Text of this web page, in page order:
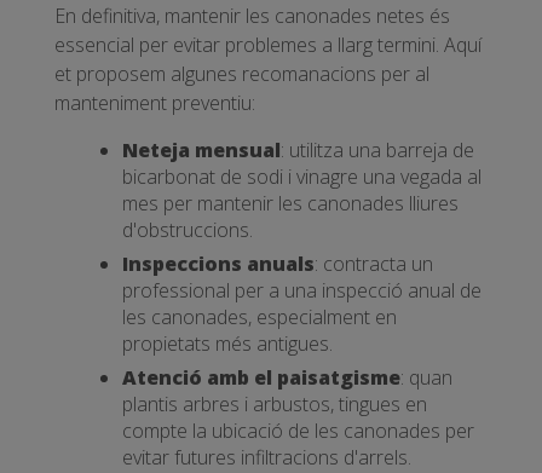
En definitiva, mantenir les canonades netes és
essencial per evitar problemes a llarg termini. Aquí
et proposem algunes recomanacions per al
manteniment preventiu:
Neteja mensual: utilitza una barreja de
bicarbonat de sodi i vinagre una vegada al
mes per mantenir les canonades lliures
d'obstruccions.
Inspeccions anuals: contracta un
professional per a una inspecció anual de
les canonades, especialment en
propietats més antigues.
Atenció amb el paisatgisme: quan
plantis arbres i arbustos, tingues en
compte la ubicació de les canonades per
evitar futures infiltracions d'arrels.